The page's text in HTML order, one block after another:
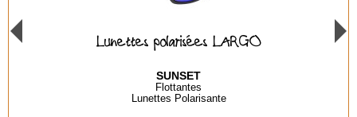
polarisées LARGO